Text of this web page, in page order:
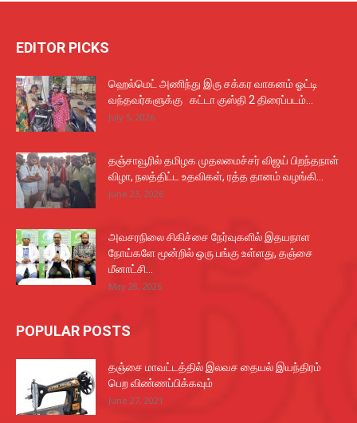
EDITOR PICKS
ஹெல்மெட் அணிந்து இரு சக்கர வாகனம் ஓட்டி
வந்தவர்களுக்கு கட்டா குஸ்தி 2 திரைப்படம்...
July 5, 2026
தஞ்சாவூரில் தமிழக முதலமைச்சர் விஜய் பிறந்தநாள்
விழா, நலத்திட்ட உதவிகள், ரத்த தானம் வழங்கி...
June 23, 2026
அவசரநிலை சிகிச்சை நேர்வுகளில் இதயநாள
நோய்களே மூன்றில் ஒரு பங்கு உள்ளது, தஞ்சை
மீனாட்சி...
May 28, 2026
POPULAR POSTS
தஞ்சை மாவட்டத்தில் இலவச தையல் இயந்திரம்
பெற விண்ணப்பிக்கவும்
June 27, 2021